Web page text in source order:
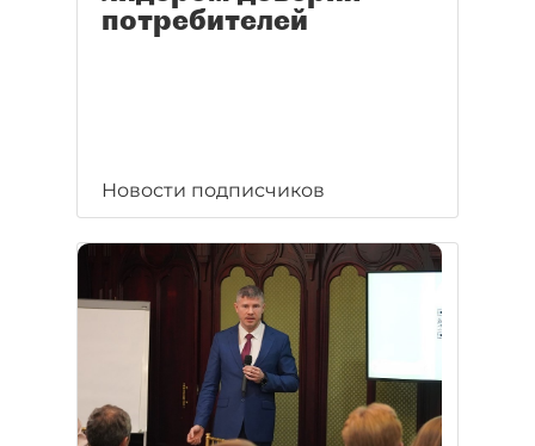
потребителей
Новости подписчиков